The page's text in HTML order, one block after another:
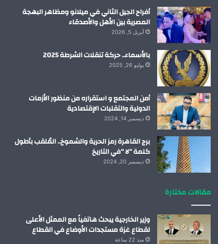
أفراح الجيل الثاني في ميلانو ومظاهر البهجة
المصرية بين الأهل والأصدقاء
أبريل 5, 2026
بالأسماء.. حركة تنقلات الشرطة 2025
يوليو 26, 2025
أمن المجتمع و استقراره من منظور الأزمات
الدولية والتقلبات الإقتصادية
ديسمبر 14, 2024
برج القاهرة رمز الحرية والشموخ.. المُلقب بأطول
كلمة “لا “في التاريخ
ديسمبر 20, 2024
مقالات مختارة
وزير الخارجية يبحث هاتفياً مع الممثل الأعلى
لقطاع غزة مستجدات الأوضاع في القطاع
منذ 22 ساعة